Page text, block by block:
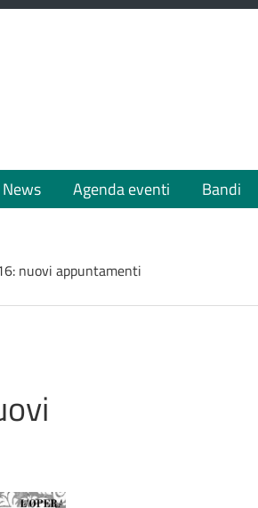
AL CONTENUTO PRINCIPALE
News Agenda eventi Bandi
nuovi appuntamenti